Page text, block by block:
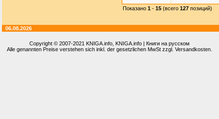
Показано 1 - 15 (всего 127 позиций)
06.08.2026
Copyright © 2007-2021 KNIGA.info , KNIGA.info | Книги на русском
Alle genannten Preise verstehen sich inkl. der gesetzlichen MwSt zzgl. Versandkosten.